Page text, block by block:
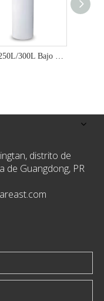
200L/250L/300L Bajo ruido R290 Calentador de agua de bomba de calor doméstica eficiente ecológica - Serie YT
distrito de
de Guangdong, PR